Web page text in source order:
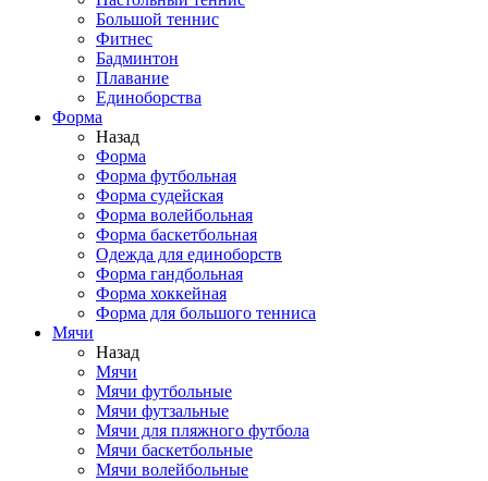
Большой теннис
Фитнес
Бадминтон
Плавание
Единоборства
Форма
Назад
Форма
Форма футбольная
Форма судейская
Форма волейбольная
Форма баскетбольная
Одежда для единоборств
Форма гандбольная
Форма хоккейная
Форма для большого тенниса
Мячи
Назад
Мячи
Мячи футбольные
Мячи футзальные
Мячи для пляжного футбола
Мячи баскетбольные
Мячи волейбольные